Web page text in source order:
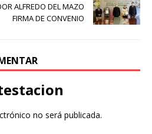
ALFREDO DEL MAZO
FIRMA DE CONVENIO
no será publicada.